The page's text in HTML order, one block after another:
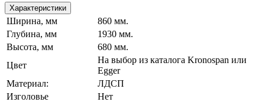
Характеристики
Ширина, мм
860 мм.
Глубина, мм
1930 мм.
Высота, мм
680 мм.
Цвет
На выбор из каталога Kronospan или
Egger
Материал:
ЛДСП
Изголовье
Нет